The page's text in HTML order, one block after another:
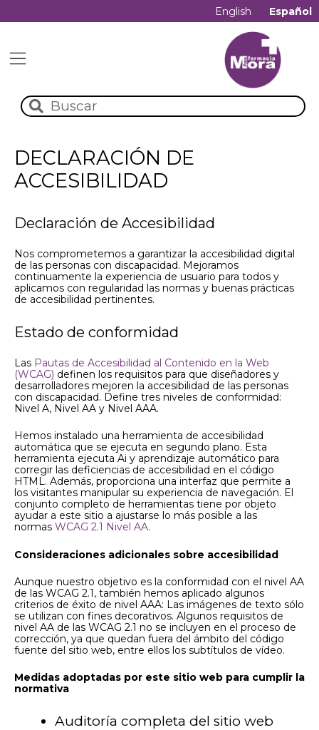
English Español
DECLARACIÓN DE
ACCESIBILIDAD
Declaración de Accesibilidad
Nos comprometemos a garantizar la accesibilidad digital
de las personas con discapacidad. Mejoramos
continuamente la experiencia de usuario para todos y
aplicamos con regularidad las normas y buenas prácticas
de accesibilidad pertinentes.
Estado de conformidad
Las Pautas de Accesibilidad al Contenido en la Web
(WCAG) definen los requisitos para que diseñadores y
desarrolladores mejoren la accesibilidad de las personas
con discapacidad. Define tres niveles de conformidad:
Nivel A, Nivel AA y Nivel AAA.
Hemos instalado una herramienta de accesibilidad
automática que se ejecuta en segundo plano. Esta
herramienta ejecuta Ai y aprendizaje automático para
corregir las deficiencias de accesibilidad en el código
HTML. Además, proporciona una interfaz que permite a
los visitantes manipular su experiencia de navegación. El
conjunto completo de herramientas tiene por objeto
ayudar a este sitio a ajustarse lo más posible a las
normas WCAG 2.1 Nivel AA.
Consideraciones adicionales sobre accesibilidad
Aunque nuestro objetivo es la conformidad con el nivel AA
de las WCAG 2.1, también hemos aplicado algunos
criterios de éxito de nivel AAA: Las imágenes de texto sólo
se utilizan con fines decorativos. Algunos requisitos de
nivel AA de las WCAG 2.1 no se incluyen en el proceso de
corrección, ya que quedan fuera del ámbito del código
fuente del sitio web, entre ellos los subtítulos de vídeo.
Medidas adoptadas por este sitio web para cumplir la
normativa
Auditoría completa del sitio web